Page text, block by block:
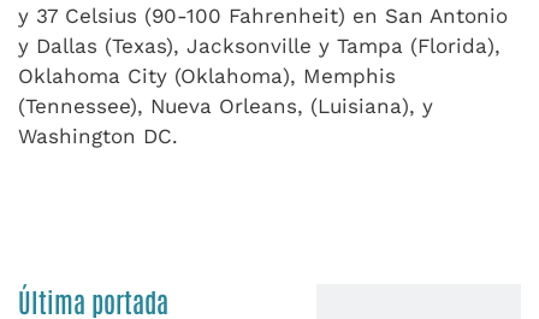
y 37 Celsius (90-100 Fahrenheit) en San Antonio
y Dallas (Texas), Jacksonville y Tampa (Florida),
Oklahoma City (Oklahoma), Memphis
(Tennessee), Nueva Orleans, (Luisiana), y
Washington DC.
Última portada